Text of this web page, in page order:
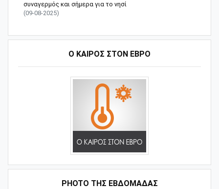
συναγερμός και σήμερα για το νησί
(09-08-2025)
Ο ΚΑΙΡΟΣ ΣΤΟΝ ΕΒΡΟ
PHOTO ΤΗΣ ΕΒΔΟΜΑΔΑΣ